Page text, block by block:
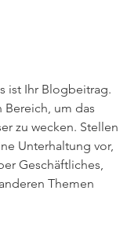
ist Ihr Blogbeitrag.
Bereich, um das
zu wecken. Stellen
Unterhaltung vor,
Geschäftliches,
Themen